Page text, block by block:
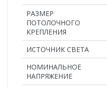
РАЗМЕР
ПОТОЛОЧНОГО
КРЕПЛЕНИЯ
ИСТОЧНИК СВЕТА
НОМИНАЛЬНОЕ
НАПРЯЖЕНИЕ